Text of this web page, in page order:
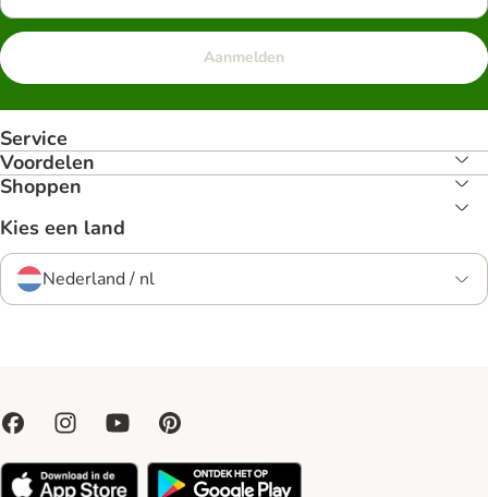
Aanmelden
Service
Voordelen
Shoppen
Kies een land
Nederland / nl